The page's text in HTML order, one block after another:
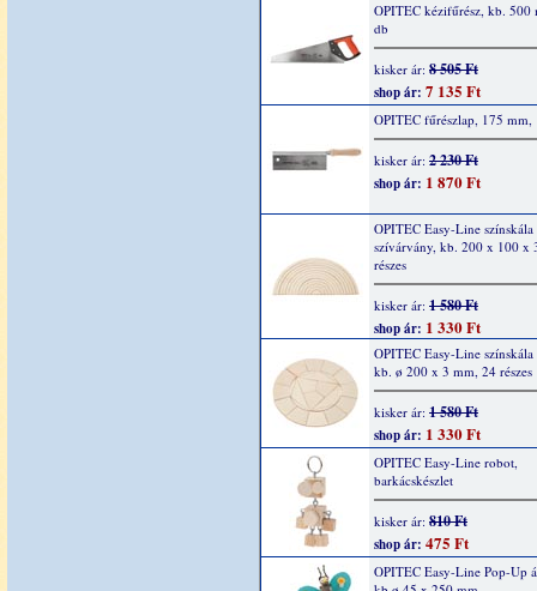
OPITEC kézifűrész, kb. 500
db
kisker ár: 8 505 Ft
shop ár: 7 135 Ft
OPITEC fűrészlap, 175 mm,
kisker ár: 2 230 Ft
shop ár: 1 870 Ft
OPITEC Easy-Line színskála
szívárvány, kb. 200 x 100 x
részes
kisker ár: 1 580 Ft
shop ár: 1 330 Ft
OPITEC Easy-Line
kb. ø 200 x 3 mm, 24 részes
kisker ár: 1 580 Ft
shop ár: 1 330 Ft
OPITEC Easy-Line robot,
barkácskészlet
kisker ár: 810 Ft
shop ár: 475 Ft
OPITEC Easy-Line Pop-Up